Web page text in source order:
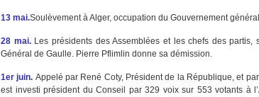
13 mai.Soulèvement à Alger, occupation du Gouvernement
28 mai.Les présidents des Assemblées et les chefs des partis,
Général de Gaulle. Pierre Pflimlin donne sa démission.
1er juin. Appelé par René Coty, Président de la République, et
est investi président du Conseil par 329 voix sur 553 votants à